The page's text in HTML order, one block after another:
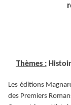
Thèmes :
Les éditions
des Premiers